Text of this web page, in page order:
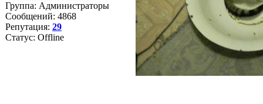
Группа: Администраторы
Сообщений: 4868
Репутация: 29
Статус: Offline